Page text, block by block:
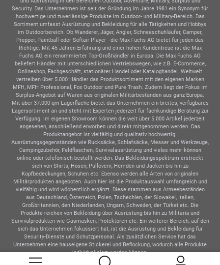
Security. Das Unternehmen ist seit der Gründung im Jahre 1981 ein Synonym für
hochwertige und zuverlässige Produkte im Outdoor- und Military-Bereich. Das
Sortiment umfasst Ausrüstung und Bekleidung für alle Tätigkeiten und Hobbys
im Outdoorbereich. Ob Wanderer, Jäger, Angler, Schneeschuhläufer, Camper,
Prepper, Paintball oder Softair Player - die Max Fuchs AG bietet für jeden das
Richtige. Mit 45 Jahren Erfahrung und einer hohen Kundentreue ist die Max
Fuchs AG ein renommierter Top-Großhändler in Europa. Die Max Fuchs AG
beliefert Händler mit unterschiedlichen Vertriebswegen, wie z.B. E-Commerce,
Onlineshop, Fachgeschäft, stationärer Handel oder Kataloghandel. Weltweit
vertreiben über 5.000 Händler das Produktsortiment mit den eigenen Marken
MFH, MFH Professional, Fox Outdoor und Pure Trash. Zudem liegt der Fokus im
Surplus-Angebot auf Waren aus originalen Militärbeständen aus ganz Europa.
Mit über 37.000 qm Lagerfläche bietet das Unternehmen ein breites, verfügbares
Lagersortiment an und steht mit Experten jederzeit für fachkundige Beratung zur
Verfügung. Im eigenen Showroom können die weit über 5.000 Artikel jederzeit
angesehen, anschließend erworben und direkt mitgenommen werden. Das
Produktangebot ist vielfältig und qualitativ hochwertig.
Ausrüstungsgegenständen wie Rucksäcke, Schlafsäcke, Messer und Werkzeuge,
Campingzubehör, Feldflaschen, Survivalausrüstung und vieles mehr können
online oder telefonisch bestellt werden. Das Bekleidungsspektrum erstreckt
sich von Shirts, Hosen, Pullovern, Hemden und Jacken bis hin zu
Kopfbedeckungen, Schuhen etc. Ebenso werden alle Arten von originalen
Militärprodukten angeboten. Auch hier ist die Produktauswahl umfangreich und
vielfältig und wird wöchentlich ergänzt. Diese stammen aus Armeebeständen
aus Deutschland, Österreich, Polen, Tschechien, der Slowakei, Italien,
Großbritannien, den Niederlanden, Ungarn, Schweden, der Türkei etc. Die
Produkte reichen von Bekleidung über Ausrüstung bis hin zu Militaria und
Survivalprodukten wie Gasmasken, Protektoren etc. Ein weiterer Bereich, auf den
sich das Unternehmen fokussiert hat, ist die Ausrüstung und Bekleidung für
Security-Dienste und Schutzpersonal. Als zusätzlichen Service hat das
Unternehmen eine hauseigene Stickerei und Beflockung, wodurch alle Produkte
individualisiert werden können.
MFH – MAKE YOUR OWN ADVENTURE!